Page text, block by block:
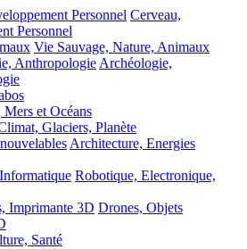
Personnel Cerveau,
Personnel
Vie Sauvage, Nature, Animaux
AnthropologieArchéologie,
Mers et Océans
Glaciers, Planète
Architecture, Energies
Robotique, Electronique,
Imprimante 3D Drones, Objets
Santé